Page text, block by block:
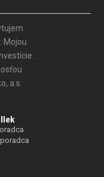
Mojou
a.s.